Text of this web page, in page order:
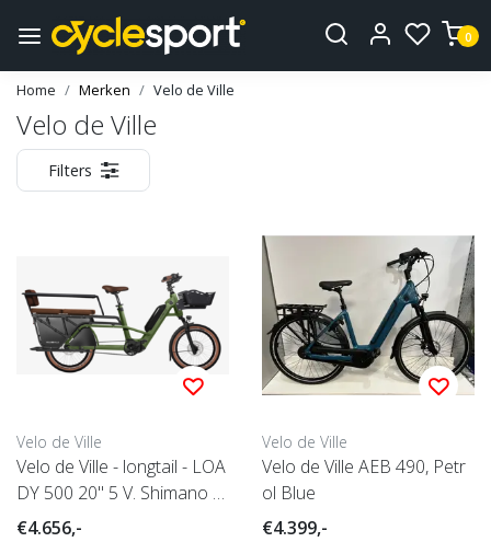
0
Home Merken Velo de Ville
Velo de Ville
Filters
Velo de Ville
Velo de Ville - longtail - LOA
DY 500 20" 5 V. Shimano N
exus vrijloop
€4.656,-
Velo de Ville
Velo de Ville AEB 490, Petr
ol Blue
€4.399,-